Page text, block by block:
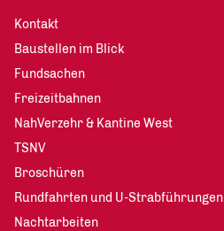
Kontakt
Baustellen im Blick
Fundsachen
Freizeitbahnen
NahVerzehr & Kantine West
TSNV
Broschüren
Rundfahrten und U-Strabführungen
Nachtarbeiten